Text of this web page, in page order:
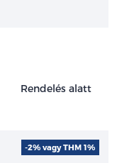
Rendelés alatt
-2% vagy THM 1%